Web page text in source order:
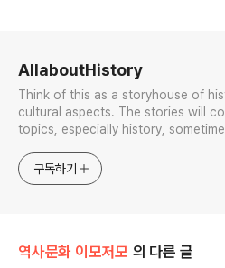
AllaboutHistory
Think of this as a storyhouse of
cultural aspects. The stories will
topics, especially history,
approach will be to resist any
generalized viewpoint
구독하기
역사문화 이모저모 의 다른 글